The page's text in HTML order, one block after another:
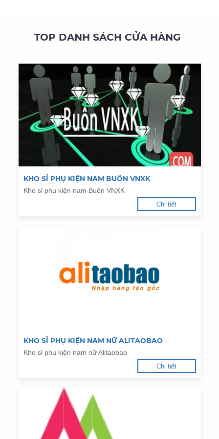
TOP DANH SÁCH CỬA HÀNG
KHO SỈ PHỤ KIỆN NAM BUÔN VNXK
Kho sỉ phụ kiện nam Buôn VNXK
Chi tiết
KHO SỈ PHỤ KIỆN NAM NỮ ALITAOBAO
Kho sỉ phụ kiện nam nữ Alitaobao
Chi tiết